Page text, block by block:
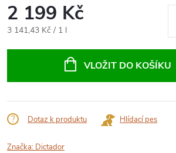
2 199 Kč
Měrná
3 141,43 Kč / 1 l
VLOŽIT DO KOŠÍKU
Dotaz k produktu Hlídací pes
Značka: Dictador